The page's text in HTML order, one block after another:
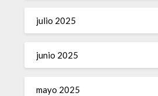
julio 2025
junio 2025
mayo 2025